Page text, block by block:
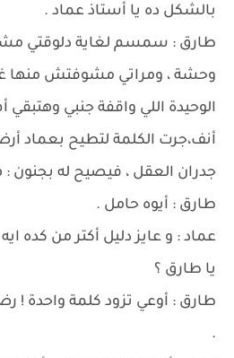
بالشكل ده يا أستاذ عماد .
طارق : سمسم لغاية دلوقتي
وحشة ، ومراتي مشوفتش منها
الوحيدة اللي واقفة جنبي
أنف،جرت الكلمة لتطيح بعماد
جدران العقل ، فيصيح له بجنون
طارق : أيوه حامل .
عماد : و عايز دليل أكتر من كده
يا طارق ؟
طارق : أوعي تزود كلمة واحدة !
.